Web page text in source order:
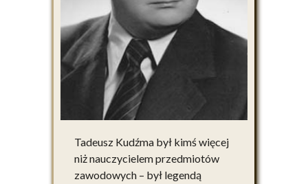
Tadeusz Kudźma był kimś więcej
niż nauczycielem przedmiotów
zawodowych – był legendą